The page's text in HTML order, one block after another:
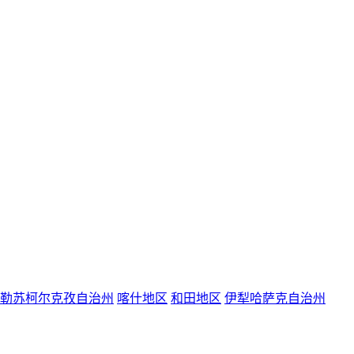
苏柯尔克孜自治州 喀什地区 和田地区 伊犁哈萨克自治州